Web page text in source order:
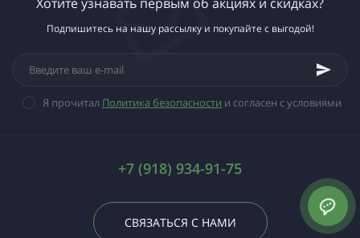
Подпишитесь на нашу рассылку и покупайте с выгодой!
Я прочитал Политика безопасности и согласен с условиями
+7 (918) 934-91-75
СВЯЗАТЬСЯ С НАМИ